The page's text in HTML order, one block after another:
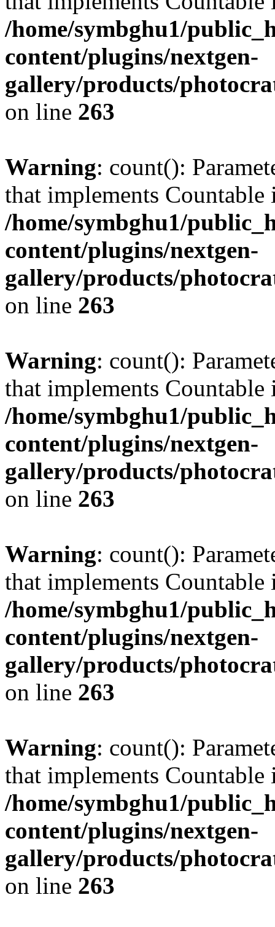
/home/symbghu1/
content/plugins/nextgen-
gallery/products/
on line 263
Warning: count():
that implements Countable
/home/symbghu1/
content/plugins/nextgen-
gallery/products/
on line 263
Warning: count():
that implements Countable
/home/symbghu1/
content/plugins/nextgen-
gallery/products/
on line 263
Warning: count():
that implements Countable
/home/symbghu1/
content/plugins/nextgen-
gallery/products/
on line 263
Warning: count():
that implements Countable
/home/symbghu1/
content/plugins/nextgen-
gallery/products/
on line 263